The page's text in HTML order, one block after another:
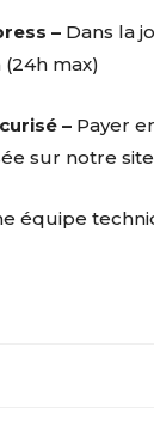
–Dans la
max)
–Payer
sur notre site
équipe